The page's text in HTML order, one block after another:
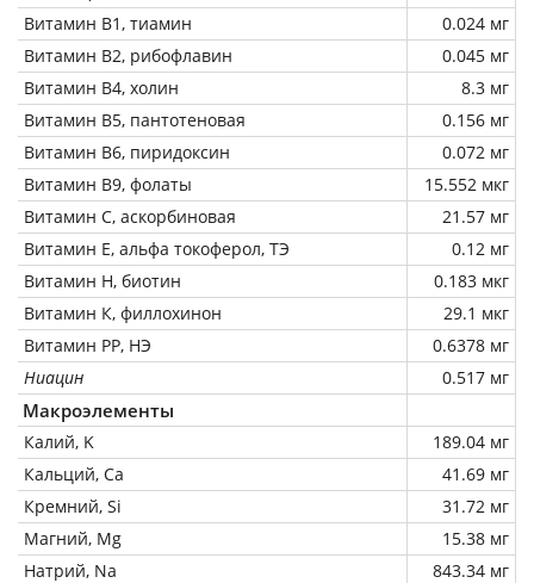
Витамин В1, тиамин
0.024 мг
Витамин В2, рибофлавин
0.045 мг
Витамин В4, холин
8.3 мг
Витамин В5, пантотеновая
0.156 мг
Витамин В6, пиридоксин
0.072 мг
Витамин В9, фолаты
15.552 мкг
Витамин C, аскорбиновая
21.57 мг
Витамин Е, альфа токоферол, ТЭ
0.12 мг
Витамин Н, биотин
0.183 мкг
Витамин К, филлохинон
29.1 мкг
Витамин РР, НЭ
0.6378 мг
Ниацин
0.517 мг
Макроэлементы
Калий, K
189.04 мг
Кальций, Ca
41.69 мг
Кремний, Si
31.72 мг
Магний, Mg
15.38 мг
Натрий, Na
843.34 мг